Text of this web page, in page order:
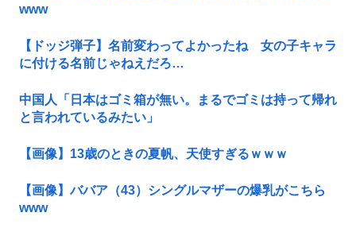
www
【ドッジ弾子】名前変わってよかったね 女の子キャラ
に付ける名前じゃねえだろ…
中国人「日本はゴミ箱が無い。まるでゴミは持って帰れ
と言われているみたい」
【画像】13歳のときの夏帆、天使すぎるｗｗｗ
【画像】ババア（43）シングルマザーの爆乳がこちら
www